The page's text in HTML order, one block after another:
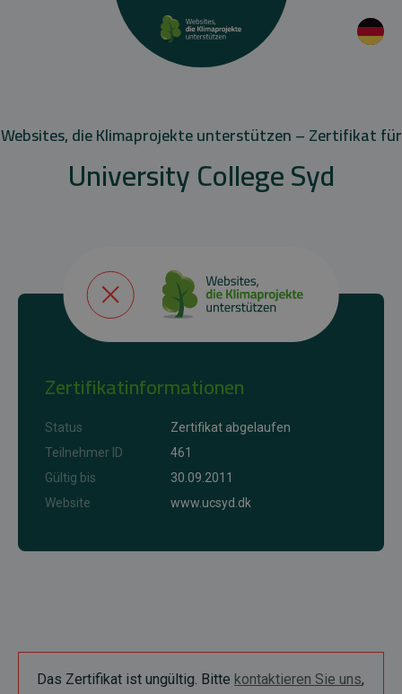
Websites, die Klimaprojekte unterstützen – Zertifikat für
University College Syd
Zertifikatinformationen
Status
Zertifikat abgelaufen
Teilnehmer ID
461
Gültig bis
30.09.2011
Website
www.ucsyd.dk
Das Zertifikat ist ungültig. Bitte kontaktieren Sie uns,